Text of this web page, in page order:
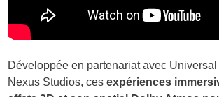
Développée en partenariat avec
Nexus Studios, cesexpériences